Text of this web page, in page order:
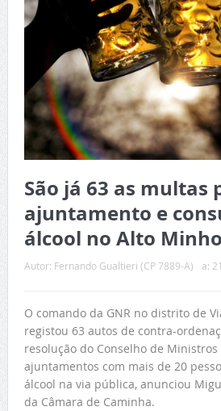
São já 63 as multas
ajuntamento e
álcool no Alto Minho
Autor: Fernando Gualtieri (CP 7889-A) a:
O comando da GNR no distrito de
registou 63 autos de contra-
resolução do Conselho de
ajuntamentos com mais de 20
álcool na via pública, anunciou
da Câmara de Caminha.